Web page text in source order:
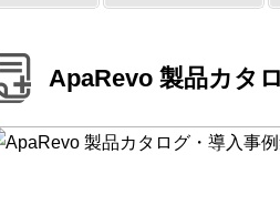
ApaRevo 製品カタ